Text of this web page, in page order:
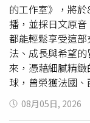
為，也加入班級家
案發後一家人更
爸爸直言，肉搜並
孩子，面對記過
能及早介入，也許
法院最終判賠多
今，從來不是為
《少年事件處理
一生守護歌仔戲旅
續恩師楊麗花所
見。面對數位時代
法，讓歌仔戲以
世代及國際觀眾
的工作室》，將
播，並採日文原
都能輕鬆享受這
法、成長與希望
來，憑藉細膩精
球，曾榮獲法國
2020年獲得有「
（Eisner Award
08月05日, 2026